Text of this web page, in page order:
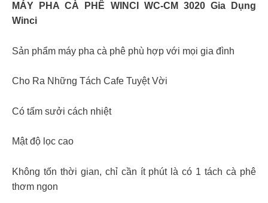
MÁY PHA CÀ PHÊ WINCI WC-CM 3020 Gia Dụng
Winci
Sản phẩm máy pha cà phê phù hợp với mọi gia đình
Cho Ra Những Tách Cafe Tuyệt Vời
Có tấm sưởi cách nhiệt
Mật độ lọc cao
Không tốn thời gian, chỉ cần ít phút là có 1 tách cà phê
thơm ngon